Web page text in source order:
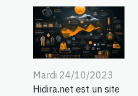
Mardi 24/10/2023
Hidira.net est un site